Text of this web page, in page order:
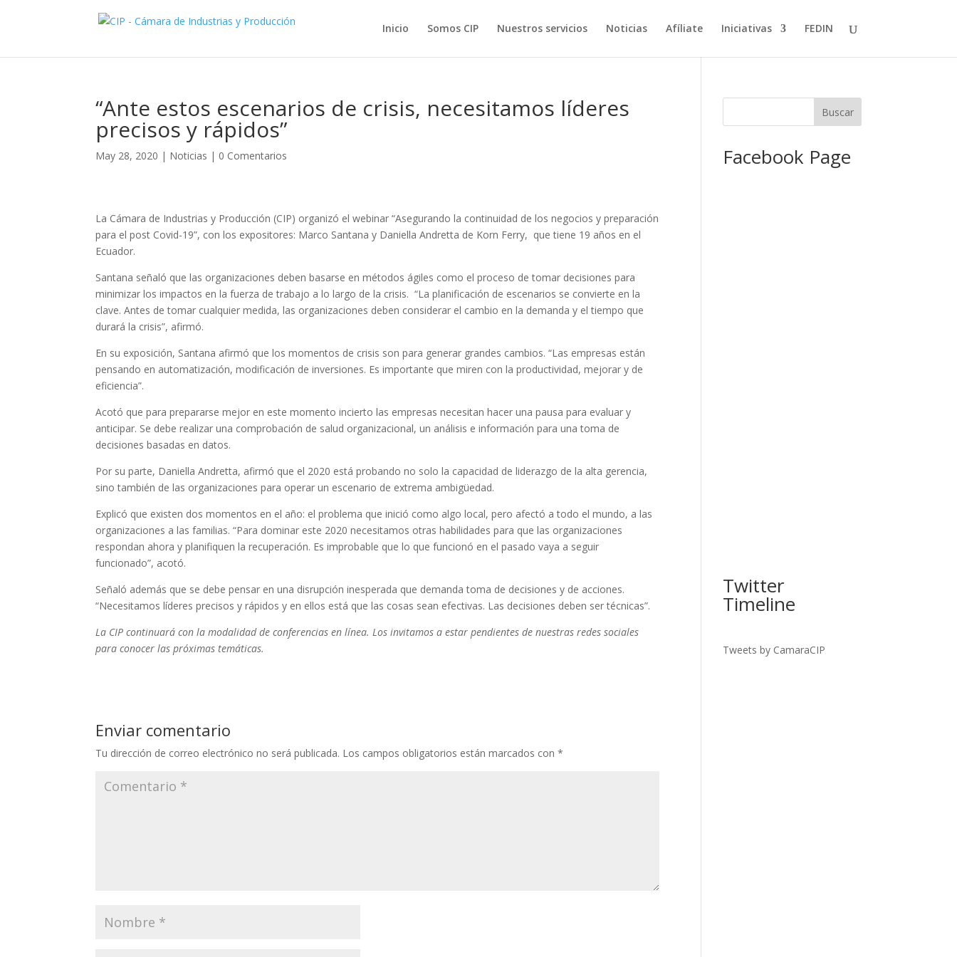
Inicio Somos CIP Nuestros servicios Noticias Afíliate Iniciativas FEDIN
“Ante estos escenarios de crisis, necesitamos líderes
precisos y rápidos”
May 28, 2020 | Noticias | 0 Comentarios
La Cámara de Industrias y Producción (CIP) organizó el webinar “Asegurando la continuidad de los negocios y preparación
para el post Covid-19”, con los expositores: Marco Santana y Daniella Andretta de Korn Ferry, que tiene 19 años en el
Ecuador.
Santana señaló que las organizaciones deben basarse en métodos ágiles como el proceso de tomar decisiones para
minimizar los impactos en la fuerza de trabajo a lo largo de la crisis. “La planificación de escenarios se convierte en la
clave. Antes de tomar cualquier medida, las organizaciones deben considerar el cambio en la demanda y el tiempo que
durará la crisis”, afirmó.
En su exposición, Santana afirmó que los momentos de crisis son para generar grandes cambios. “Las empresas están
pensando en automatización, modificación de inversiones. Es importante que miren con la productividad, mejorar y de
eficiencia”.
Acotó que para prepararse mejor en este momento incierto las empresas necesitan hacer una pausa para evaluar y
anticipar. Se debe realizar una comprobación de salud organizacional, un análisis e información para una toma de
decisiones basadas en datos.
Por su parte, Daniella Andretta, afirmó que el 2020 está probando no solo la capacidad de liderazgo de la alta gerencia,
sino también de las organizaciones para operar un escenario de extrema ambigüedad.
Explicó que existen dos momentos en el año: el problema que inició como algo local, pero afectó a todo el mundo, a las
organizaciones a las familias. “Para dominar este 2020 necesitamos otras habilidades para que las organizaciones
respondan ahora y planifiquen la recuperación. Es improbable que lo que funcionó en el pasado vaya a seguir
funcionado”, acotó.
Señaló además que se debe pensar en una disrupción inesperada que demanda toma de decisiones y de acciones.
“Necesitamos líderes precisos y rápidos y en ellos está que las cosas sean efectivas. Las decisiones deben ser técnicas”.
La CIP continuará con la modalidad de conferencias en línea. Los invitamos a estar pendientes de nuestras redes sociales
para conocer las próximas temáticas.
Enviar comentario
Tu dirección de correo electrónico no será publicada. Los campos obligatorios están marcados con*
Facebook Page
Twitter
Timeline
Tweets by CamaraCIP